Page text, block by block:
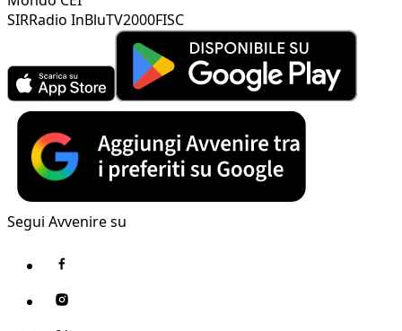
SIRRadio InBluTV2000FISC
Segui Avvenire su